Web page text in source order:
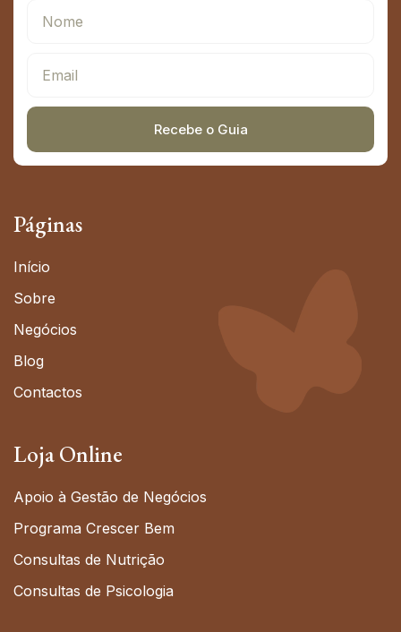
Recebe o Guia
Alternative:
Páginas
Início
Sobre
Negócios
Blog
Contactos
Loja Online
Apoio à Gestão de Negócios
Programa Crescer Bem
Consultas de Nutrição
Consultas de Psicologia